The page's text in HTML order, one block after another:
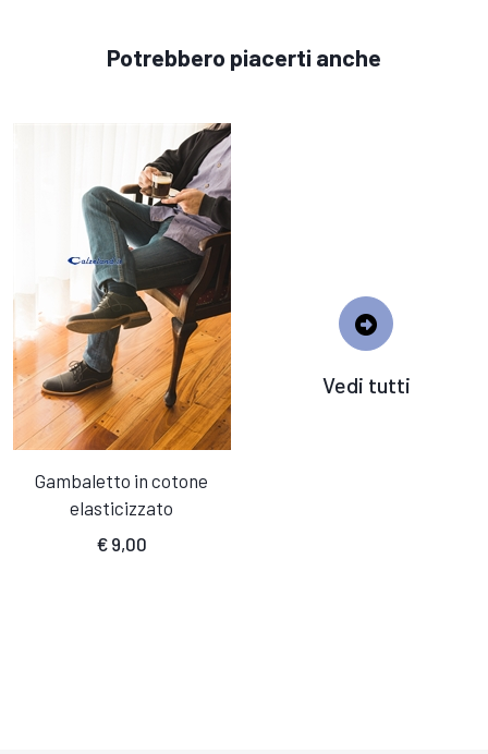
Potrebbero piacerti anche
Gambaletto in cotone
elasticizzato
€ 9,00
Vedi tutti